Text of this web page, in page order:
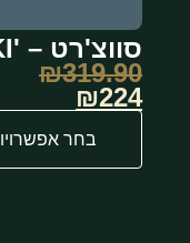
סווצ'רט – 'CAJ NIKI'
₪319.90
₪224
בחר אפשרויות